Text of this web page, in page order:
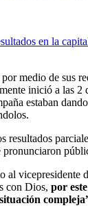
en la
medio de sus
inició a las 2
estaban
resultados
al vicepresidente
con Dios, por